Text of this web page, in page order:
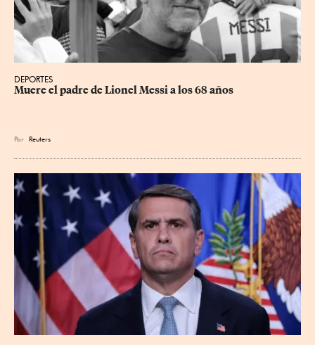
DEPORTES
Muere el padre de Lionel Messi a los 68 años
Por Reuters